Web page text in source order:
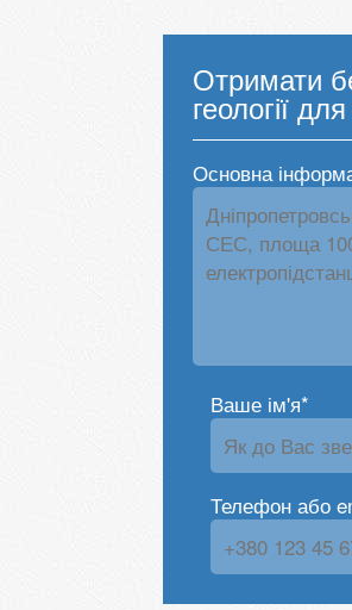
Отримати
геології
Основна
Ваше ім'я*
Телефон або